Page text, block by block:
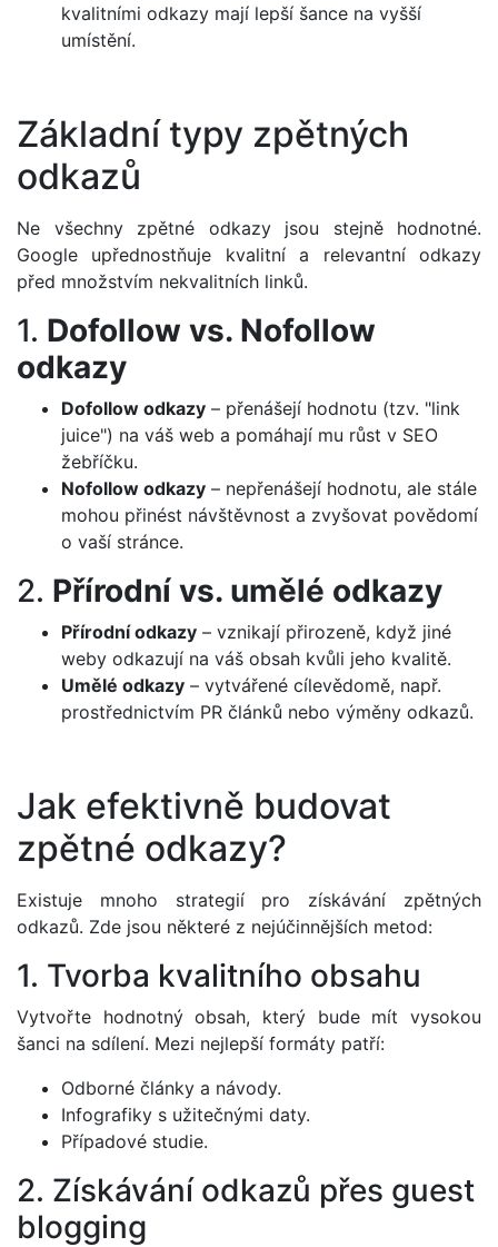
kvalitními odkazy mají lepší šance na vyšší
umístění.
Základní typy zpětných
odkazů
Ne všechny zpětné odkazy jsou stejně hodnotné.
Google upřednostňuje kvalitní a relevantní odkazy
před množstvím nekvalitních linků.
1. Dofollow vs. Nofollow
odkazy
Dofollow odkazy – přenášejí hodnotu (tzv. "link
juice") na váš web a pomáhají mu růst v SEO
žebříčku.
Nofollow odkazy – nepřenášejí hodnotu, ale stále
mohou přinést návštěvnost a zvyšovat povědomí
o vaší stránce.
2. Přírodní vs. umělé odkazy
Přírodní odkazy – vznikají přirozeně, když jiné
weby odkazují na váš obsah kvůli jeho kvalitě.
Umělé odkazy – vytvářené cílevědomě, např.
prostřednictvím PR článků nebo výměny odkazů.
Jak efektivně budovat
zpětné odkazy?
Existuje mnoho strategií pro získávání zpětných
odkazů. Zde jsou některé z nejúčinnějších metod:
1. Tvorba kvalitního obsahu
Vytvořte hodnotný obsah, který bude mít vysokou
šanci na sdílení. Mezi nejlepší formáty patří:
Odborné články a návody.
Infografiky s užitečnými daty.
Případové studie.
2. Získávání odkazů přes guest
blogging